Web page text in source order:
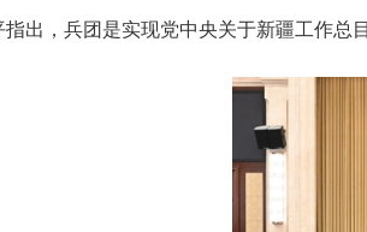
指出，兵团是实现党中央关于新疆工作总